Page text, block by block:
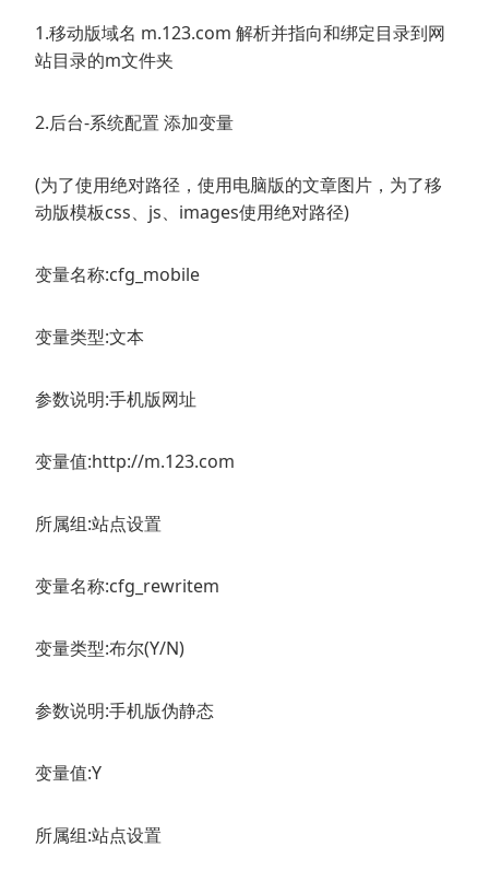
1.移动版域名 m.123.com 解析并指向和绑定目录到网
站目录的m文件夹
2.后台-系统配置 添加变量
(为了使用绝对路径，使用电脑版的文章图片，为了移
动版模板css、js、images使用绝对路径)
变量名称:cfg_mobile
变量类型:文本
参数说明:手机版网址
变量值:http://m.123.com
所属组:站点设置
变量名称:cfg_rewritem
变量类型:布尔(Y/N)
参数说明:手机版伪静态
变量值:Y
所属组:站点设置